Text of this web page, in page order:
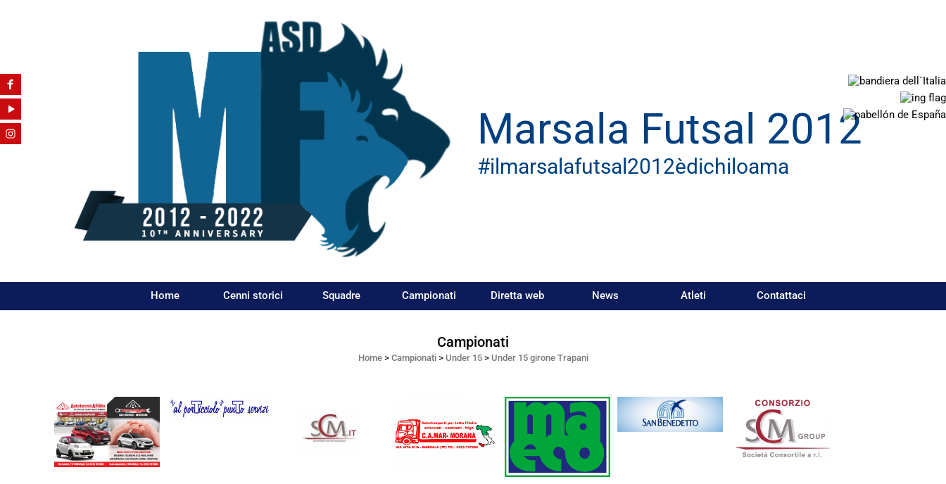
Marsala Futsal 2012
#ilmarsalafutsal2012èdichiloama
Home Cenni storici Squadre Campionati Diretta web News Atleti Contattaci
Campionati
Home> Campionati> Under 15> Under 15 girone Trapani